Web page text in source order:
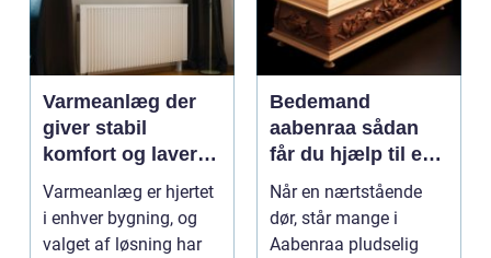
Varmeanlæg der
giver stabil
komfort og lavere
energiregning
Varmeanlæg er hjertet
i enhver bygning, og
valget af løsning har
Bedemand
aabenraa sådan
får du hjælp til en
værdig afsked
Når en nærtstående
dør, står mange i
Aabenraa pludselig